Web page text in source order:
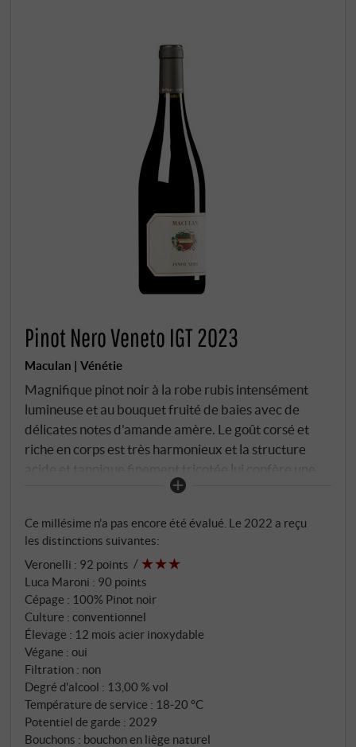
Pinot Nero Veneto IGT 2023
Maculan | Vénétie
Magnifique pinot noir à la robe rubis intensément
lumineuse et au bouquet fruité de baies avec de
délicates notes d'amande amère. Le goût corsé et
riche en corps est très harmonieux et la structure
acide et tannique finement tricotée lui confère une
élégance et une race irrésistibles.
Ce millésime n’a pas encore été évalué. Le 2022 a reçu
les distinctions suivantes:
Veronelli : 92 points
Luca Maroni : 90 points
Cépage : 100% Pinot noir
Culture : conventionnel
Élevage : 12 mois acier inoxydable
Végane : oui
Filtration : non
Degré d'alcool : 13,00 % vol
Température de service : 18‑20 °C
Potentiel de garde : 2029
Bouchons : bouchon en liège naturel